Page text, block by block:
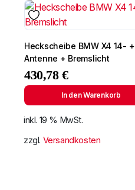
Heckscheibe BMW X4 14- +
Antenne + Bremslicht
430,78 €
In den Warenkorb
inkl. 19 % MwSt.
zzgl. Versandkosten